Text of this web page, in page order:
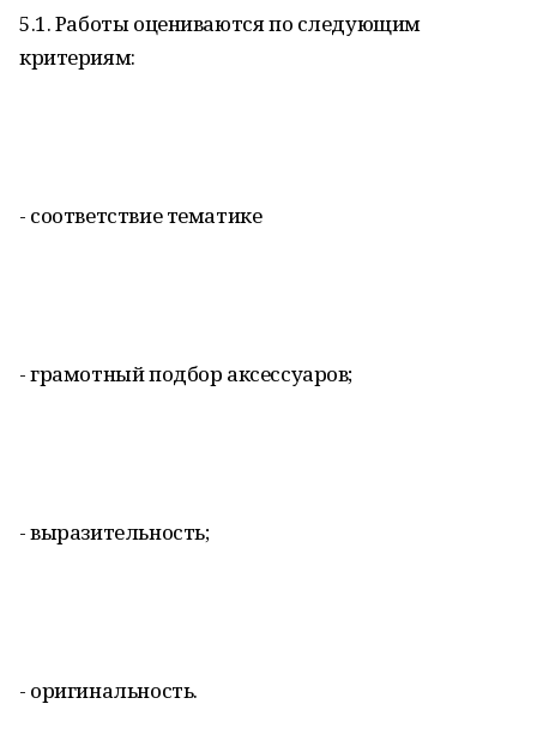
5.1. Работы оцениваются по следующим
критериям:
- соответствие тематике
- грамотный подбор аксессуаров;
- выразительность;
- оригинальность.